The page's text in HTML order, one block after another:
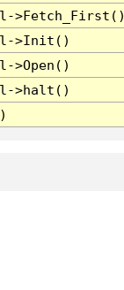
>Init()
>Open()
>halt()